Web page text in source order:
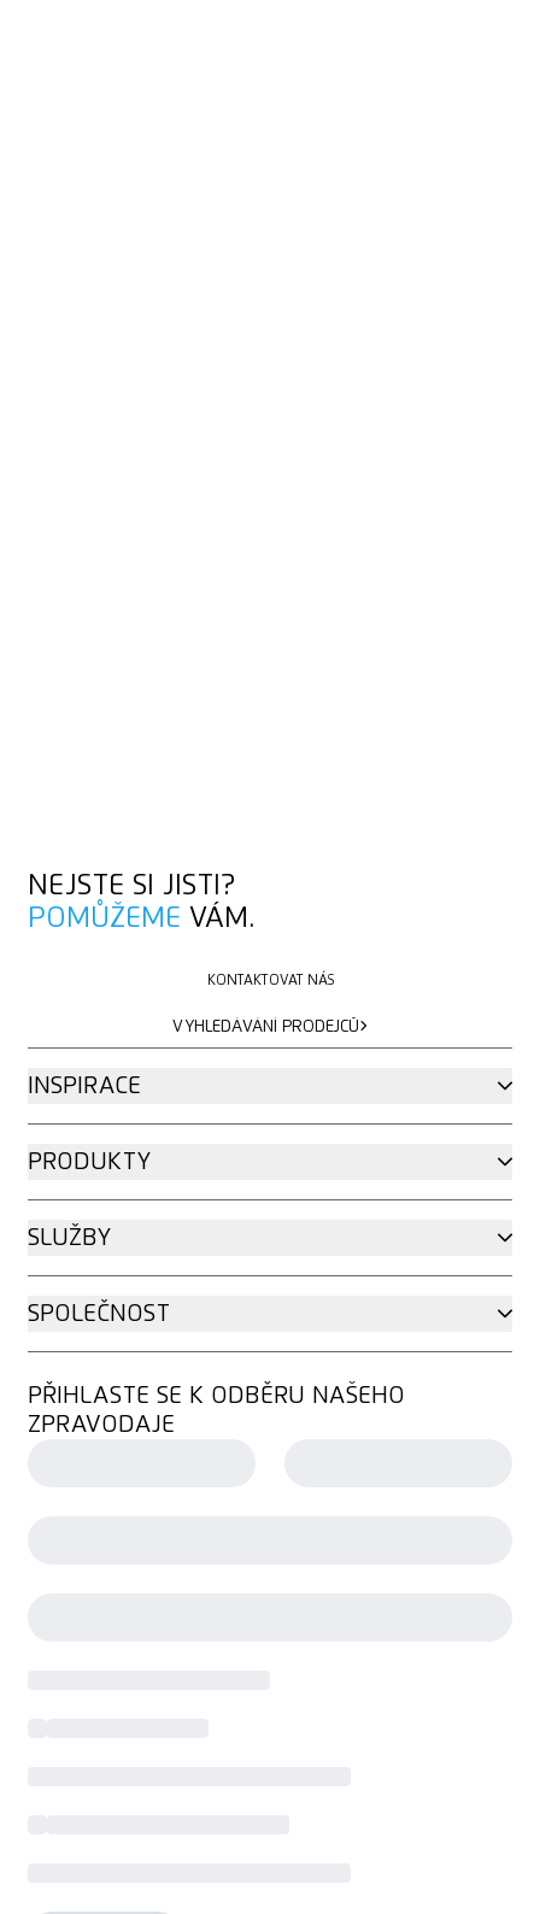
NEJSTE SI JISTI?
POMŮŽEME VÁM.
KONTAKTOVAT NÁS
VYHLEDÁVÁNÍ PRODEJCŮ
INSPIRACE
PRODUKTY
SLUŽBY
SPOLEČNOST
PŘIHLASTE SE K ODBĚRU NAŠEHO
ZPRAVODAJE